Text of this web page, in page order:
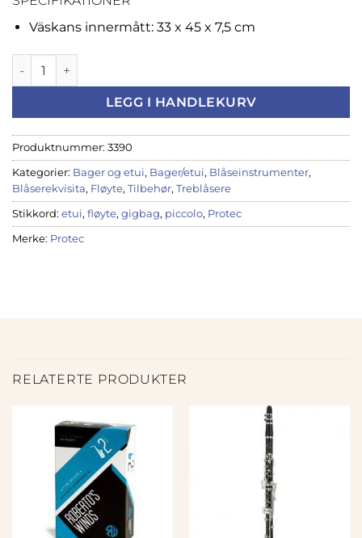
Väskans innermått: 33 x 45 x 7,5 cm
Etui Protec Fløyte & Piccolo LUX Messenger, LX308PICC
LEGG I HANDLEKURV
Produktnummer: 3390
Kategorier: Bager og etui, Bager/etui, Blåseinstrumenter,
Blåserekvisita, Fløyte, Tilbehør, Treblåsere
Stikkord: etui, fløyte, gigbag, piccolo, Protec
Merke: Protec
RELATERTE PRODUKTER